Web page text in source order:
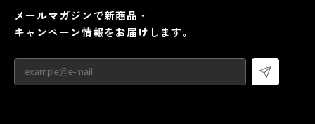
メールマガジンで新商品・
キャンペーン情報をお届けします。